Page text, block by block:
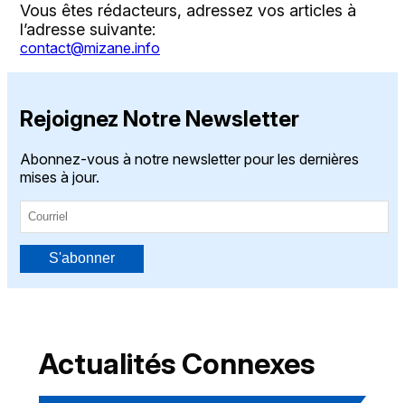
Vous êtes rédacteurs, adressez vos articles à
l’adresse suivante:
contact@mizane.info
Rejoignez Notre Newsletter
Abonnez-vous à notre newsletter pour les dernières
mises à jour.
S'abonner
Actualités Connexes